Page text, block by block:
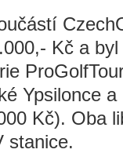
Kč a
Ypsilonce
Kč). Oba
stanice.